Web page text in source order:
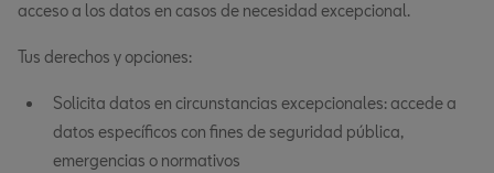
acceso a los datos en casos de necesidad excepcional.
Tus derechos y opciones:
Solicita datos en circunstancias excepcionales: accede a
datos específicos con fines de seguridad pública,
emergencias o normativos